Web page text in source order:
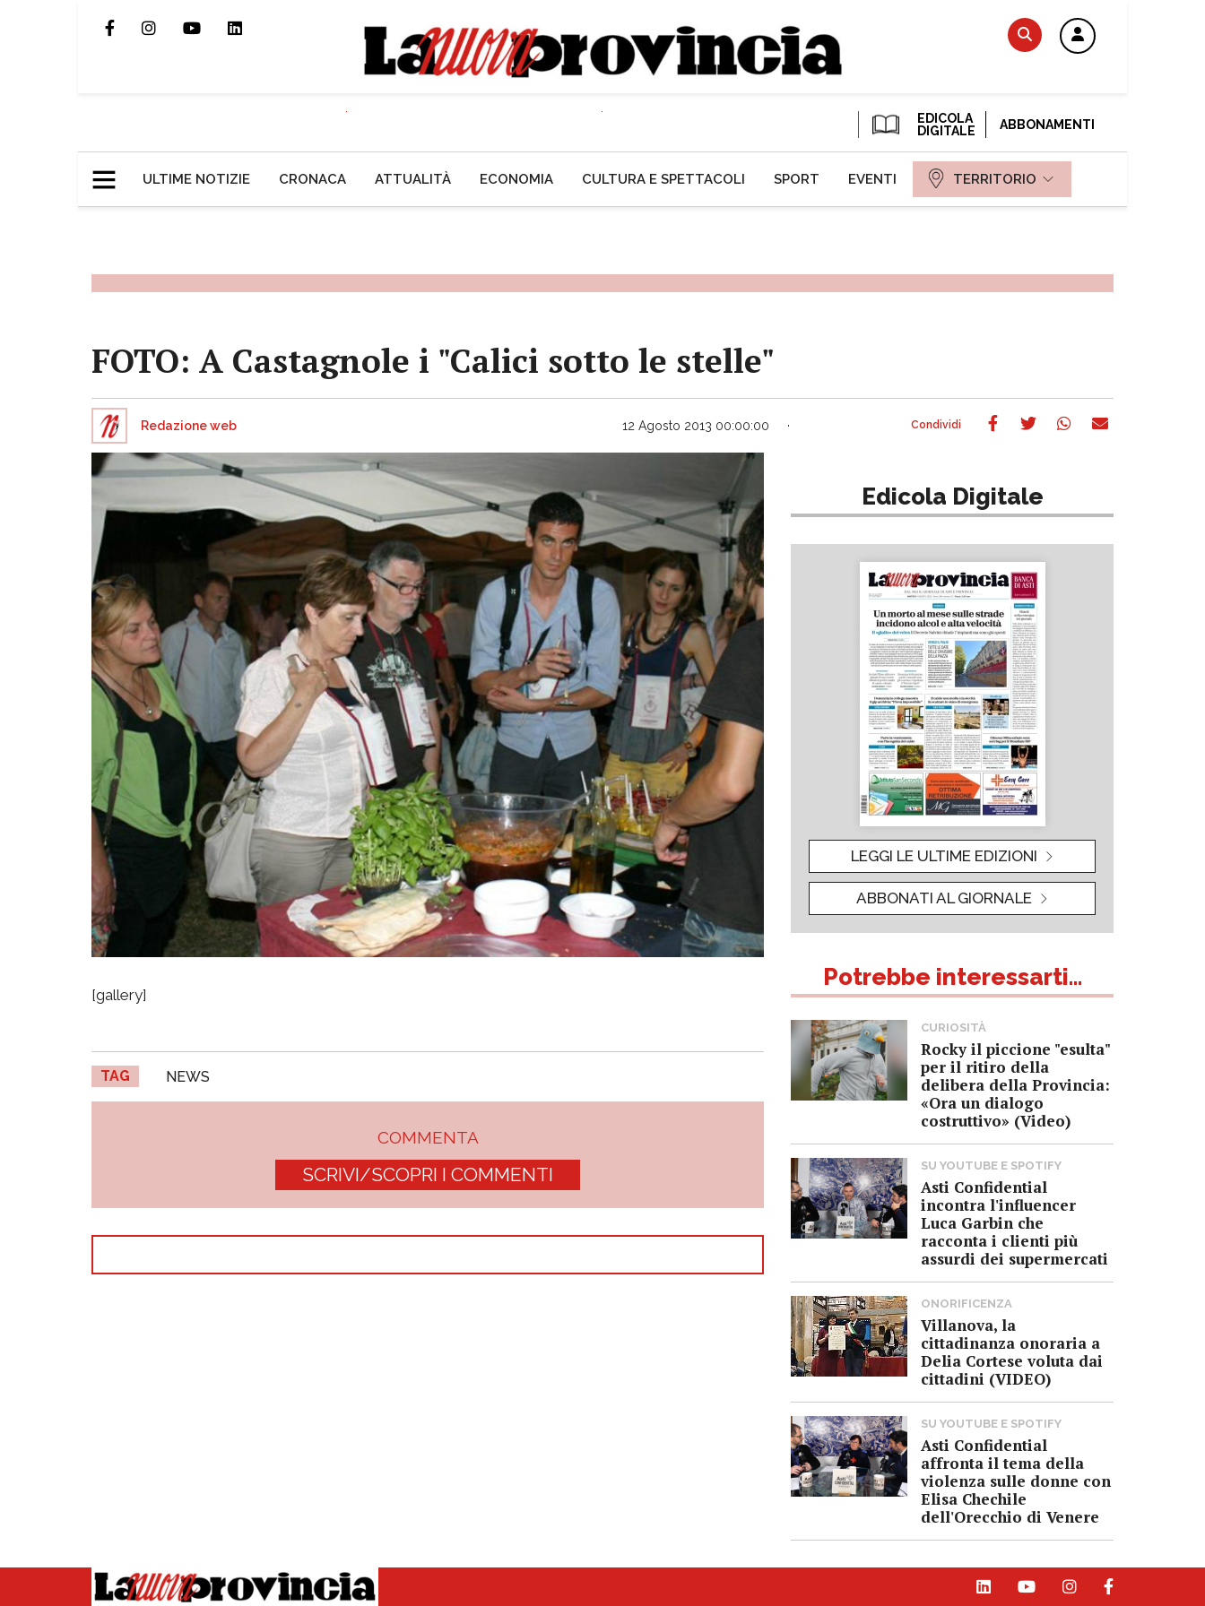
EDICOLA
DIGITALE
ABBONAMENTI
ULTIME NOTIZIE CRONACA ATTUALITÀ ECONOMIA CULTURA E SPETTACOLI SPORT EVENTI TERRITORIO
FOTO: A Castagnole i "Calici sotto le stelle"
Redazione web 12 Agosto 2013 00:00:00
[gallery]
TAG NEWS
COMMENTA
SCRIVI/SCOPRI I COMMENTI
Edicola Digitale
LEGGI LE ULTIME EDIZIONI
ABBONATI AL GIORNALE
Potrebbe interessarti...
CURIOSITÀ
Rocky il piccione "esulta"
per il ritiro della
delibera della Provincia:
«Ora un dialogo
costruttivo» (Video)
SU YOUTUBE E SPOTIFY
Asti Confidential
incontra l'influencer
Luca Garbin che
racconta i clienti più
assurdi dei supermercati
ONORIFICENZA
Villanova, la
cittadinanza onoraria a
Delia Cortese voluta dai
cittadini (VIDEO)
SU YOUTUBE E SPOTIFY
Asti Confidential
affronta il tema della
violenza sulle donne con
Elisa Chechile
dell'Orecchio di Venere